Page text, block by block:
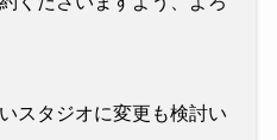
スタジオに変更も検討い